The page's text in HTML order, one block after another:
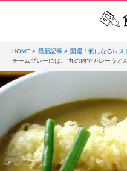
HOME 最新記事
開運！氣になるレス
チームプレーには、“丸の内でカレーうどん